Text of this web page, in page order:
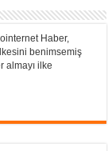
Haber,
benimsemiş
almayı ilke